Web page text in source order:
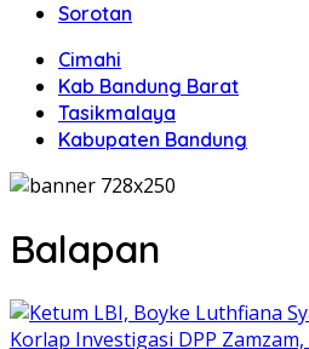
Sorotan
Cimahi
Kab Bandung Barat
Tasikmalaya
Kabupaten Bandung
Balapan